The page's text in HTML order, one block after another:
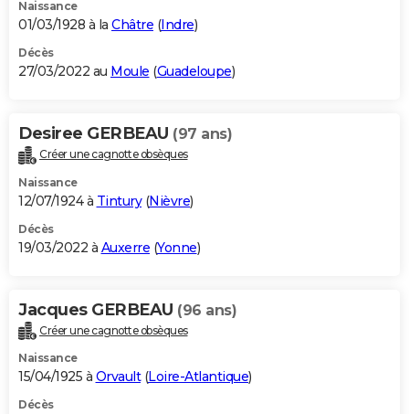
Naissance
01/03/1928 à la Châtre (Indre)
Décès
27/03/2022 au Moule (Guadeloupe)
Desiree GERBEAU (97 ans)
Créer une cagnotte obsèques
Naissance
12/07/1924 à Tintury(Nièvre)
Décès
19/03/2022 à Auxerre (Yonne)
Jacques GERBEAU (96 ans)
Créer une cagnotte obsèques
Naissance
15/04/1925 à Orvault(Loire-Atlantique)
Décès